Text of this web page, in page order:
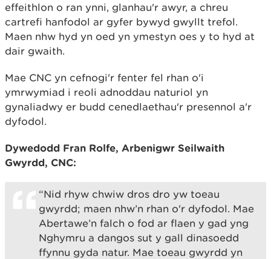
effeithlon o ran ynni, glanhau'r awyr, a chreu
cartrefi hanfodol ar gyfer bywyd gwyllt trefol.
Maen nhw hyd yn oed yn ymestyn oes y to hyd at
dair gwaith.
Mae CNC yn cefnogi'r fenter fel rhan o'i
ymrwymiad i reoli adnoddau naturiol yn
gynaliadwy er budd cenedlaethau'r presennol a'r
dyfodol.
Dywedodd Fran Rolfe, Arbenigwr Seilwaith
Gwyrdd, CNC:
“Nid rhyw chwiw dros dro yw toeau
gwyrdd; maen nhw’n rhan o'r dyfodol. Mae
Abertawe’n falch o fod ar flaen y gad yng
Nghymru a dangos sut y gall dinasoedd
ffynnu gyda natur. Mae toeau gwyrdd yn